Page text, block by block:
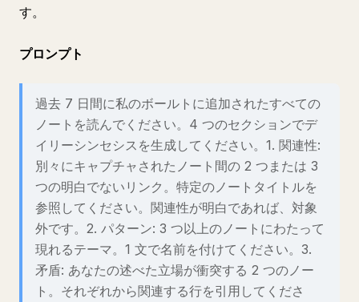
す。
プロンプト
過去 7 日間に私のボールトに追加されたすべての
ノートを読んでください。4 つのセクションでデ
イリーシンセシスを生成してください。1. 関連性:
別々にキャプチャされたノート間の 2 つまたは 3
つの明白でないリンク。特定のノートタイトルを
参照してください。関連性が明白であれば、対象
外です。2. パターン: 3 つ以上のノートにわたって
現れるテーマ。1 文で名前を付けてください。3.
矛盾: あなたの述べた立場が衝突する 2 つのノー
ト。それぞれから関連する行を引用してくださ